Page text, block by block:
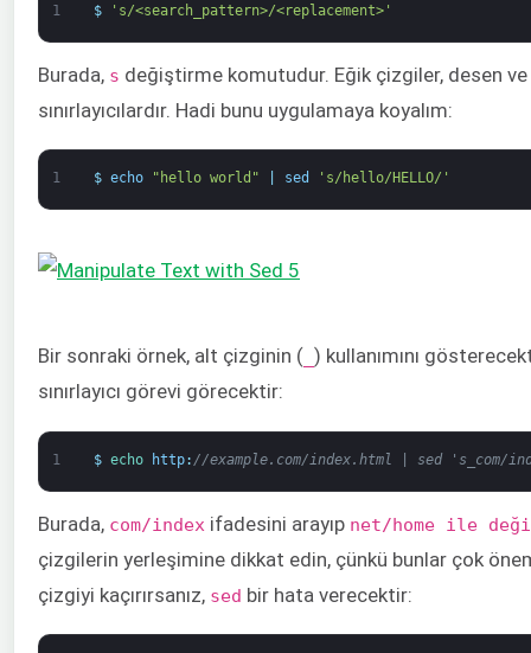
1 $ 's/<search_pattern>/<replacement>'
Burada, s değiştirme komutudur. Eğik çizgiler, desen
sınırlayıcılardır. Hadi bunu uygulamaya koyalım:
1 $ echo "hello world" sed 's/hello/HELLO/'
Bir sonraki örnek, alt çizginin ( ) kullanımını
sınırlayıcı görevi görecektir:
1 $ echo http: //example.com/index.html | sed 's_com/
Burada, com/index ifadesini arayıp net/home ile
çizgilerin yerleşimine dikkat edin, çünkü bunlar çok
çizgiyi kaçırırsanız, sed bir hata verecektir: